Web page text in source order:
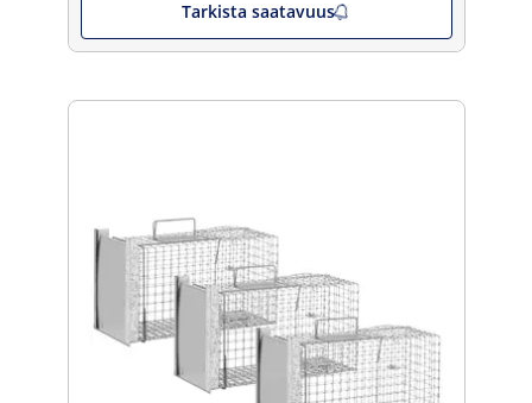
Tarkista saatavuus